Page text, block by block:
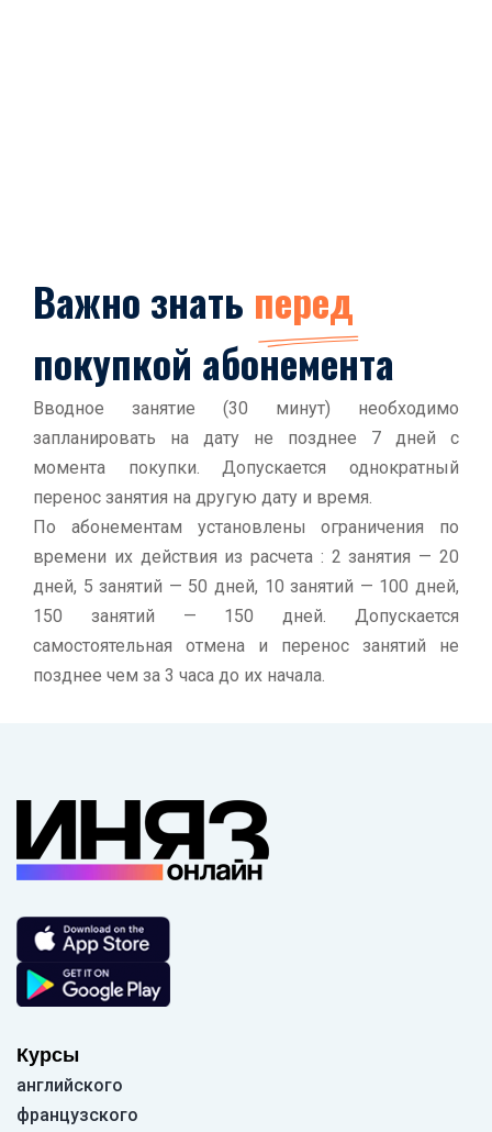
Важно знать перед
покупкой абонемента
Вводное занятие (30 минут) необходимо
запланировать на дату не позднее 7 дней с
момента покупки. Допускается однократный
перенос занятия на другую дату и время.
По абонементам установлены ограничения по
времени их действия из расчета : 2 занятия — 20
дней, 5 занятий — 50 дней, 10 занятий — 100 дней,
150 занятий — 150 дней. Допускается
самостоятельная отмена и перенос занятий не
позднее чем за 3 часа до их начала.
Курсы
английского
французского